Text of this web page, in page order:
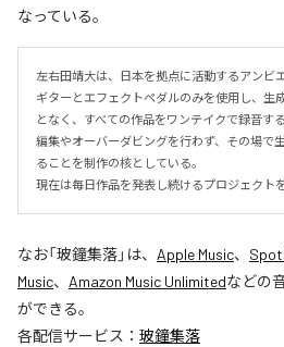
なっている。
左右田靖大は、日本を拠点に活動するアンビ
ギターとエフェクトペダルのみを使用し、生
となく、すべての作品をワンテイクで録音する
編集やオーバーダビングを行わず、その場で
ることを制作の核としている。
現在は毎日作品を発表し続けるプロジェクト
なお「玻鐘集落」は、 Apple Music、
Music、 Amazon Music Unlimitedなどの
ができる。
各配信サービス： 玻鐘集落